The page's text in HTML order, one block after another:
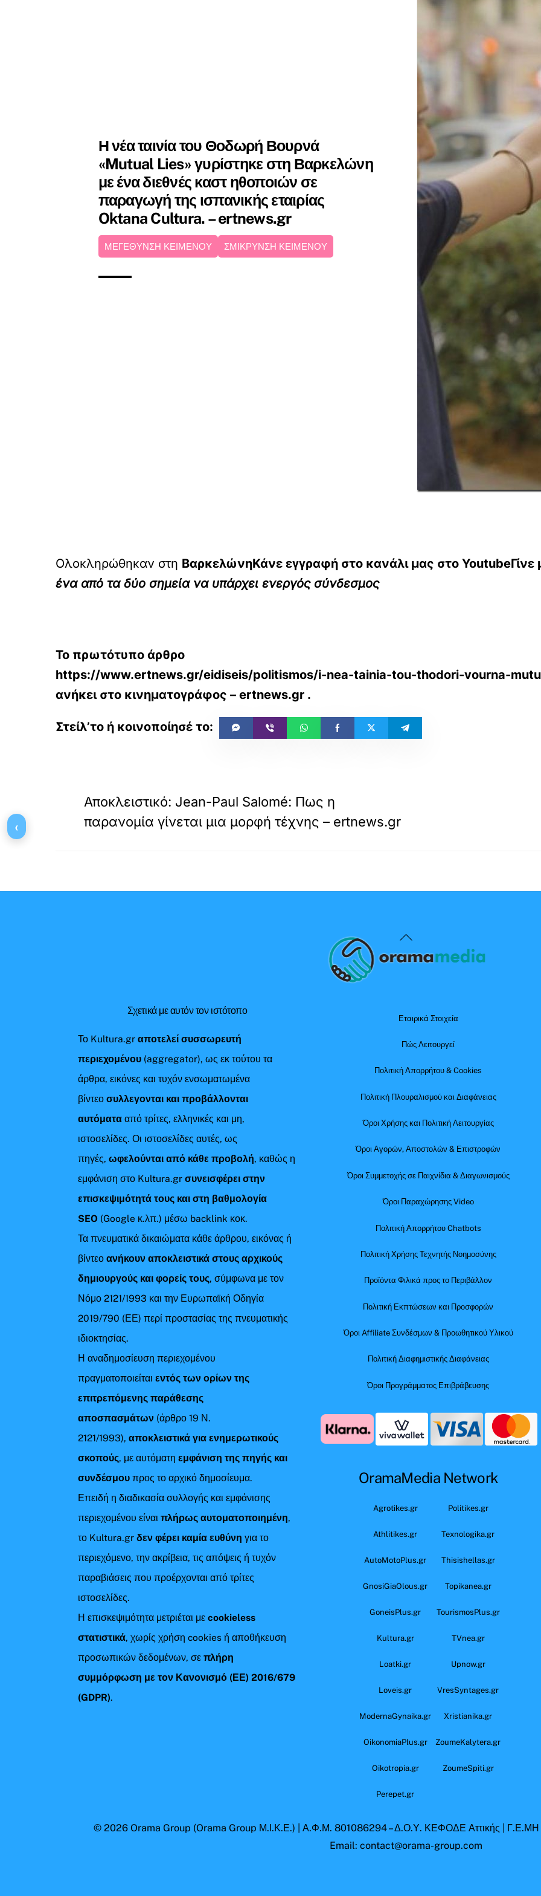
Η νέα ταινία του Θοδωρή Βουρνά
«Mutual Lies» γυρίστηκε στη Βαρκελώνη
με ένα διεθνές καστ ηθοποιών σε
παραγωγή της ισπανικής εταιρίας
Oktana Cultura. – ertnews.gr
ΜΕΓΕΘΥΝΣΗ ΚΕΙΜΕΝΟΥ ΣΜΙΚΡΥΝΣΗ ΚΕΙΜΕΝΟΥ
Ολοκληρώθηκαν στη ΒαρκελώνηΚάνε εγγραφή στο κανάλι μας στο
ένα από τα δύο σημεία να υπάρχει ενεργός σύνδεσμος
Το πρωτότυπο άρθρο
https://www.ertnews.gr/eidiseis/politismos/i-nea-tainia-tou-thodori-vourna-
ανήκει στο κινηματογράφος – ertnews.gr .
Αποκλειστικό: Jean-Paul Salomé: Πως η
παρανομία γίνεται μια μορφή τέχνης – ertnews.gr
Back
To
Σχετικά με αυτόν τον ιστότοπο
Το Kultura.grαποτελεί συσσωρευτή
περιεχομένου (aggregator), ως εκ τούτου τα
άρθρα, εικόνες και τυχόν ενσωματωμένα
βίντεοσυλλεγονται και προβάλλονται
αυτόματααπό τρίτες, ελληνικές και μη,
ιστοσελίδες. Οι ιστοσελίδες αυτές, ως
πηγές,ωφελούνται από κάθε προβολή, καθώς η
εμφάνιση στο Kultura.gr συνεισφέρει στην
επισκεψιμότητά τους και στη βαθμολογία
SEO (Google κ.λπ.) μέσω backlink κοκ.
Τα πνευματικά δικαιώματα κάθε άρθρου, εικόνας ή
βίντεοανήκουν αποκλειστικά στους αρχικούς
δημιουργούς και φορείς τους, σύμφωνα με τον
Νόμο 2121/1993 και την Ευρωπαϊκή Οδηγία
2019/790 (ΕΕ) περί προστασίας της πνευματικής
ιδιοκτησίας.
Η αναδημοσίευση περιεχομένου
πραγματοποιείταιεντός των ορίων της
επιτρεπόμενης παράθεσης
αποσπασμάτων (άρθρο 19 Ν.
2121/1993), αποκλειστικά για ενημερωτικούς
σκοπούς, με αυτόματηεμφάνιση της πηγής και
συνδέσμου προς το αρχικό δημοσίευμα.
Επειδή η διαδικασία συλλογής και εμφάνισης
περιεχομένου είναιπλήρως αυτοματοποιημένη,
το Kultura.grδεν φέρει καμία ευθύνη για το
περιεχόμενο, την ακρίβεια, τις απόψεις ή τυχόν
παραβιάσεις που προέρχονται από τρίτες
ιστοσελίδες.
Η επισκεψιμότητα μετριέται μεcookieless
στατιστικά, χωρίς χρήση cookies ή αποθήκευση
προσωπικών δεδομένων, σεπλήρη
συμμόρφωση με τον Κανονισμό (ΕΕ) 2016/679
(GDPR).
Εταιρικά Στοιχεία
Πώς Λειτουργεί
Πολιτική Απορρήτου & Cookies
Πολιτική Πλουραλισμού και Διαφάνειας
Όροι Χρήσης και Πολιτική Λειτουργίας
Όροι Αγορών, Αποστολών & Επιστροφών
Όροι Συμμετοχής σε Παιχνίδια & Διαγωνισμούς
Όροι Παραχώρησης Video
Πολιτική Απορρήτου Chatbots
Πολιτική Χρήσης Τεχνητής Νοημοσύνης
Προϊόντα Φιλικά προς το Περιβάλλον
Πολιτική Εκπτώσεων και Προσφορών
Όροι Affiliate Συνδέσμων & Προωθητικού Υλικού
Πολιτική Διαφημιστικής Διαφάνειας
Όροι Προγράμματος Επιβράβευσης
OramaMedia Network
Agrotikes.gr Politikes.gr
Athlitikes.gr Texnologika.gr
AutoMotoPlus.gr Thisishellas.gr
GnosiGiaOlous.gr Topikanea.gr
GoneisPlus.gr TourismosPlus.gr
Kultura.gr TVnea.gr
Loatki.gr Upnow.gr
Loveis.gr VresSyntages.gr
ModernaGynaika.gr Xristianika.gr
OikonomiaPlus.gr ZoumeKalytera.gr
Oikotropia.gr ZoumeSpiti.gr
Perepet.gr
© 2026 Orama Group (Orama Group Μ.Ι.Κ.Ε.) | Α.Φ.Μ. 801086294 – Δ.Ο.Υ. ΚΕΦΟΔΕ Αττικής |
Email: contact@orama-group.com
‹